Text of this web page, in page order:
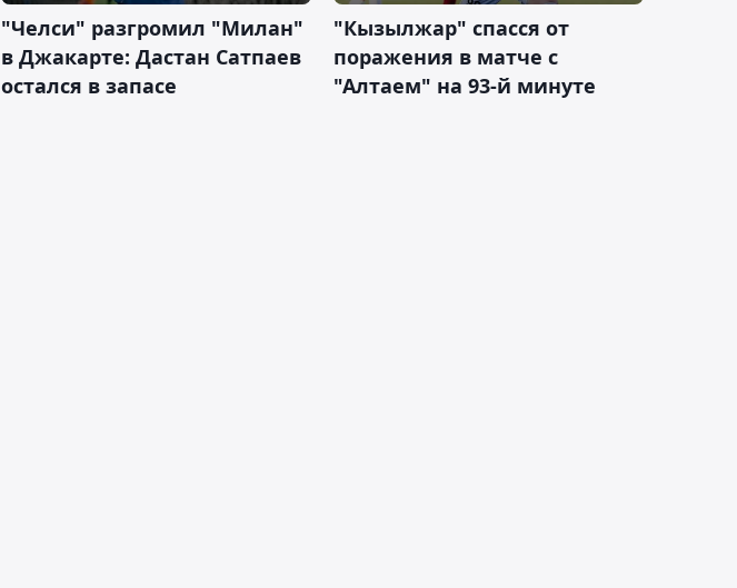
"Челси" разгромил "Милан"
в Джакарте: Дастан Сатпаев
остался в запасе
"Кызылжар" спасся от
поражения в матче с
"Алтаем" на 93-й минуте